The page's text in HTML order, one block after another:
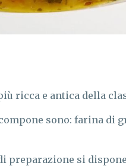
ricca e antica della
sono: farina di
preparazione si